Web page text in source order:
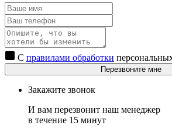
С правилами обработки
Перезвоните мне
Закажите звонок
И вам перезвонит наш менеджер
в течение 15 минут